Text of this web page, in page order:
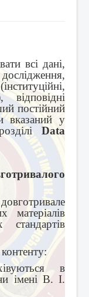
всі дані,
відповідні
постійний
вказаний у
Data
матеріалів
в
імені В. І.